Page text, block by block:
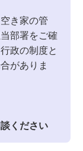
き家の管
部署をご確
政の制度と
がありま
ください